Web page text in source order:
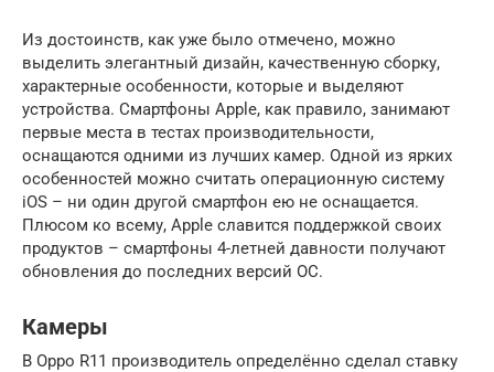
Из достоинств, как уже было отмечено, можно
выделить элегантный дизайн, качественную сборку,
характерные особенности, которые и выделяют
устройства. Смартфоны Apple, как правило, занимают
первые места в тестах производительности,
оснащаются одними из лучших камер. Одной из ярких
особенностей можно считать операционную систему
iOS – ни один другой смартфон ею не оснащается.
Плюсом ко всему, Apple славится поддержкой своих
продуктов – смартфоны 4-летней давности получают
обновления до последних версий ОС.
Камеры
В Oppo R11 производитель определённо сделал ставку